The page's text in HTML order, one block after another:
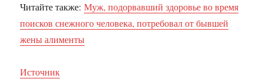
Читайте также:Муж, подорвавший здоровье во время
поисков снежного человека, потребовал от бывшей
жены алименты
Источник